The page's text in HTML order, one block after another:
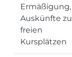
Ermäßigung,
Auskünfte zu
freien
Kursplätzen